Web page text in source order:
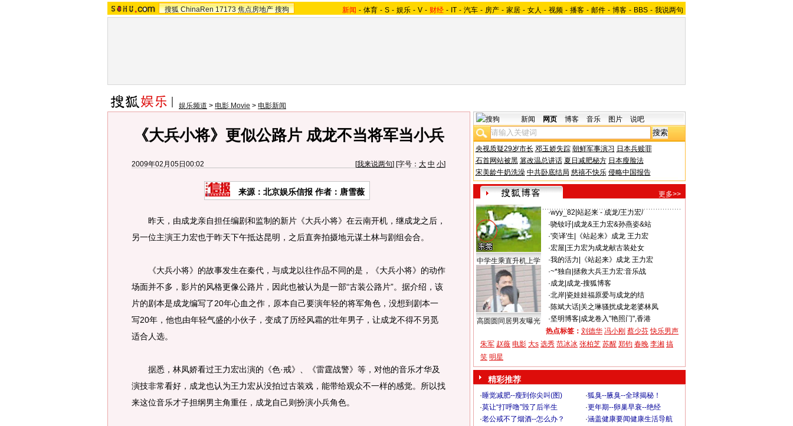
搜狐 ChinaRen 17173 焦点房地产 搜狗 新闻 - 体育 - S - 娱乐 - V - 财经 - IT - 汽车 - 房产 - 家居 - 女人 - 视频 - 播客 - 邮件 - 博客 - BBS - 我说两句
娱乐频道 > 电影 Movie > 电影新闻
《大兵小将》更似公路片 成龙不当将军当小兵
2009年02月05日00:02 [我来说两句] [字号： 大 中 小]
来源：北京娱乐信报 作者：唐雪薇
昨天，由成龙亲自担任编剧和监制的新片《大兵小将》在云南开机，继成龙之后，
另一位主演王力宏也于昨天下午抵达昆明，之后直奔拍摄地元谋土林与剧组会合。
《大兵小将》的故事发生在秦代，与成龙以往作品不同的是，《大兵小将》的动作
场面并不多，影片的风格更像公路片，因此也被认为是一部“古装公路片”。据介绍，该
片的剧本是成龙编写了20年心血之作，原本自己要演年轻的将军角色，没想到剧本一
写20年，他也由年轻气盛的小伙子，变成了历经风霜的壮年男子，让成龙不得不另觅
适合人选。
据悉，林凤娇看过王力宏出演的《色·戒》、《雷霆战警》等，对他的音乐才华及
演技非常看好，成龙也认为王力宏从没拍过古装戏，能带给观众不一样的感觉。所以找
来这位音乐才子担纲男主角重任，成龙自己则扮演小兵角色。
新闻 网页 博客 音乐 图片 说吧
央视质疑29岁市长 邓玉娇失踪 朝鲜军事演习 日本兵赎罪
石首网站被黑 篡改温总讲话 夏日减肥秘方 日本瘦脸法
宋美龄牛奶洗澡 中共卧底结局 慈禧不快乐 侵略中国报告
更多>>
中学生乘直升机上学
高圆圆同居男友曝光
·wyy_82 站起来 - 成龙/王力宏/
·哓钕吇| 成龙&王力宏&孙燕姿&站
·'奕译'生
《站起来》成龙 王力宏
·宏屋 王力宏为成龙献古装处女
·我的活力
《站起来》成龙 王力宏
·~*独自 拯救大兵王力宏:音乐战
·成龙| 成龙-搜狐博客
·北岸| 瓷娃娃福原爱与成龙的结
·陈斌大话| 关之琳骚扰成龙老婆林凤
·坚明博客| 成龙卷入"艳照门",香港
热点标签： 刘德华 冯小刚 蔡少芬 快乐男声
朱军 赵薇 电影 大s 选秀 范冰冰 张柏芝 苏醒 郑钧 春晚 李湘 搞
笑 明星
精彩推荐
·睡觉减肥--瘦到你尖叫(图) ·狐臭--腋臭--全球揭秘！
·莫让“打呼噜”毁了后半生 ·更年期--卵巢早衰--绝经
·老公戒不了烟酒--怎么办？ ·涵盖健康要闻健康生活导航